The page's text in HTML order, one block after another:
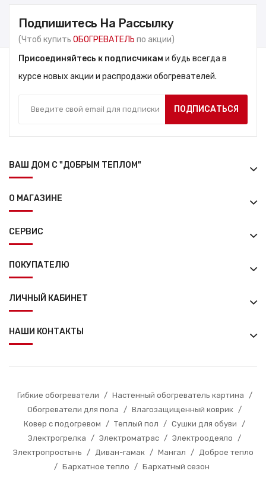
Подпишитесь На Рассылку
(Чтоб купить ОБОГРЕВАТЕЛЬ по акции)
Присоединяйтесь к подписчикам и будь всегда в
курсе новых акции и распродажи обогревателей.
ПОДПИСАТЬСЯ
ВАШ ДОМ С "ДОБРЫМ ТЕПЛОМ"
О МАГАЗИНЕ
СЕРВИС
ПОКУПАТЕЛЮ
ЛИЧНЫЙ КАБИНЕТ
НАШИ КОНТАКТЫ
Гибкие обогреватели / Настенный обогреватель картина
/
Обогреватели для пола
/ Влагозащищенный коврик
/
Ковер с подогревом
/ Теплый пол / Сушки для обуви
/
Электрогрелка
/ Электроматрас / Электроодеяло
/
Электропростынь
/ Диван-гамак / Мангал /
Доброе тепло
/ Бархатное тепло / Бархатный сезон